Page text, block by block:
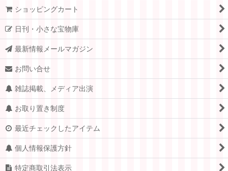
ショッピングカート
日刊・小さな宝物庫
最新情報メールマガジン
お問い合せ
雑誌掲載、メディア出演
お取り置き制度
最近チェックしたアイテム
個人情報保護方針
特定商取引法表示